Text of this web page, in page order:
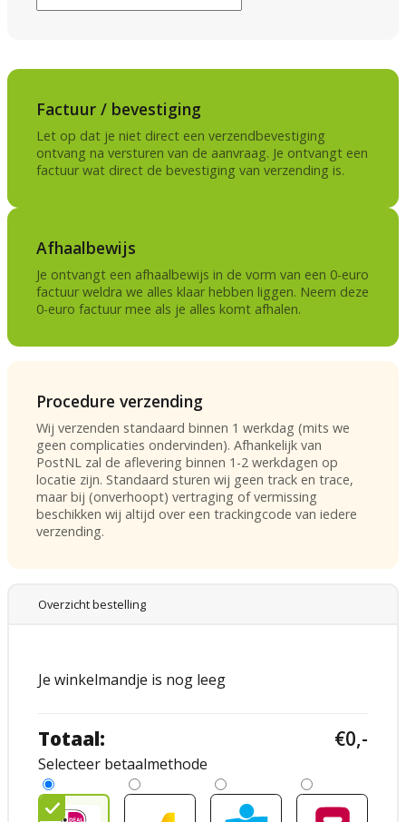
Factuur / bevestiging
Let op dat je niet direct een verzendbevestiging
ontvang na versturen van de aanvraag. Je ontvangt een
factuur wat direct de bevestiging van verzending is.
Afhaalbewijs
Je ontvangt een afhaalbewijs in de vorm van een 0-euro
factuur weldra we alles klaar hebben liggen. Neem deze
0-euro factuur mee als je alles komt afhalen.
Procedure verzending
Wij verzenden standaard binnen 1 werkdag (mits we
geen complicaties ondervinden). Afhankelijk van
PostNL zal de aflevering binnen 1-2 werkdagen op
locatie zijn. Standaard sturen wij geen track en trace,
maar bij (onverhoopt) vertraging of vermissing
beschikken wij altijd over een trackingcode van iedere
verzending.
Overzicht bestelling
Je winkelmandje is nog leeg
Totaal: €0,-
Selecteer betaalmethode
check